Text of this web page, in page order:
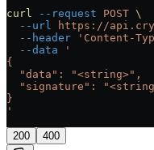
curl --request POST \
  --url
https://
  --header
'Content-
  --data
'
{
  "data": "<string>",
"signature":
}
'
200 400